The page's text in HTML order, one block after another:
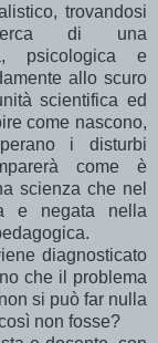
trovandosi
di una
psicologica e
allo scuro
scientifica ed
come nascono,
i disturbi
come è
scienza che nel
e negata nella
diagnosticato
che il problema
si può far nulla
non fosse?